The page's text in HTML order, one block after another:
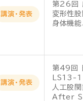
講演・発表
第26回
変形性
身体機
講演・発表
第49回
LS13-1
人工股
After